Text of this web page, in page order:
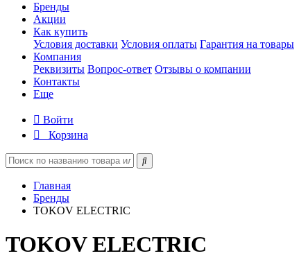
Бренды
Акции
Как купить
Условия доставки Условия оплаты Гарантия на товары
Компания
Реквизиты Вопрос-ответ Отзывы о компании
Контакты
Еще
Войти
Корзина
Главная
Бренды
TOKOV ELECTRIC
TOKOV ELECTRIC